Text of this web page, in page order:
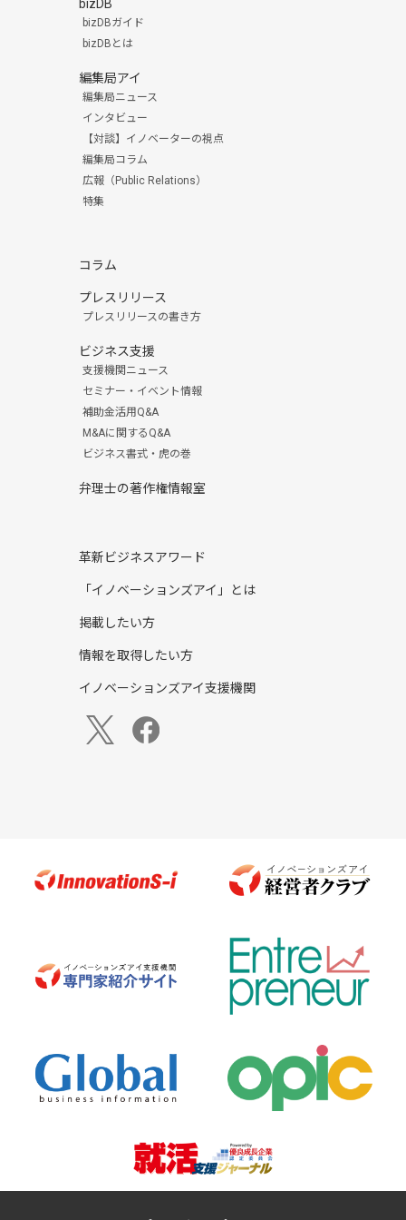
bizDB
bizDBガイド
bizDBとは
編集局アイ
編集局ニュース
インタビュー
【対談】イノベーターの視点
編集局コラム
広報（Public Relations）
特集
コラム
プレスリリース
プレスリリースの書き方
ビジネス支援
支援機関ニュース
セミナー・イベント情報
補助金活用Q&A
M&Aに関するQ&A
ビジネス書式・虎の巻
弁理士の著作権情報室
革新ビジネスアワード
「イノベーションズアイ」とは
掲載したい方
情報を取得したい方
イノベーションズアイ支援機関